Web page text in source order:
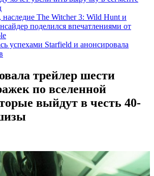
The Witcher 3: Wild Hunt и
поделился впечатлениями от
успехами Starfield и анонсировала
трейлер шести
по вселенной
выйдут в честь 40-